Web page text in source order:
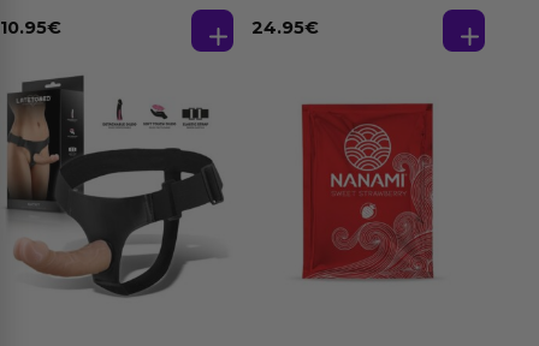
Dilatación Base Agua
10.95€ 24.95€